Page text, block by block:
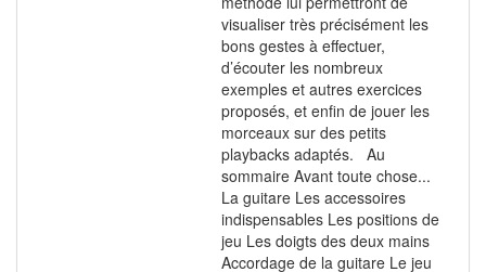
visualiser très précisément les
bons gestes à effectuer,
d’écouter les nombreux
exemples et autres exercices
proposés, et enfin de jouer les
morceaux sur des petits
playbacks adaptés. Au
sommaire Avant toute chose...
La guitare Les accessoires
indispensables Les positions de
jeu Les doigts des deux mains
Accordage de la guitare Le jeu